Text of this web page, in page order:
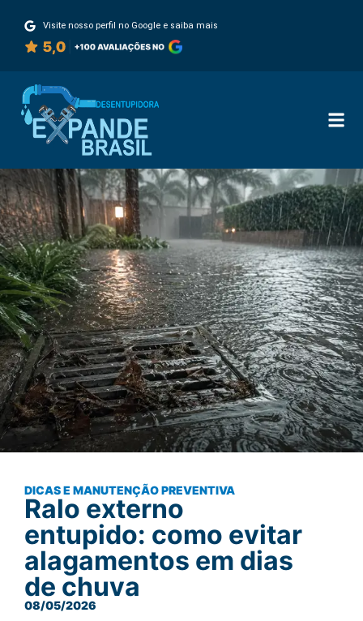
Visite nosso perfil no Google e saiba mais
DICAS E MANUTENÇÃO PREVENTIVA
Ralo externo
entupido: como evitar
alagamentos em dias
de chuva
08/05/2026